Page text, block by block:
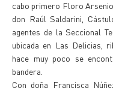
cabo primero Floro
don Raúl Saldarini,
agentes de la Seccional
ubicada en Las Delicias,
hace muy poco se
bandera.
Con doña Francisca